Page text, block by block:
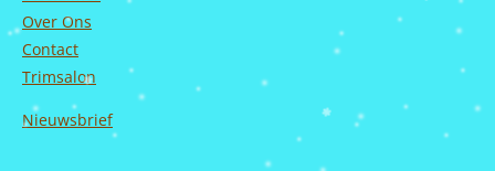
Over Ons
Contact
Trimsalon
Nieuwsbrief